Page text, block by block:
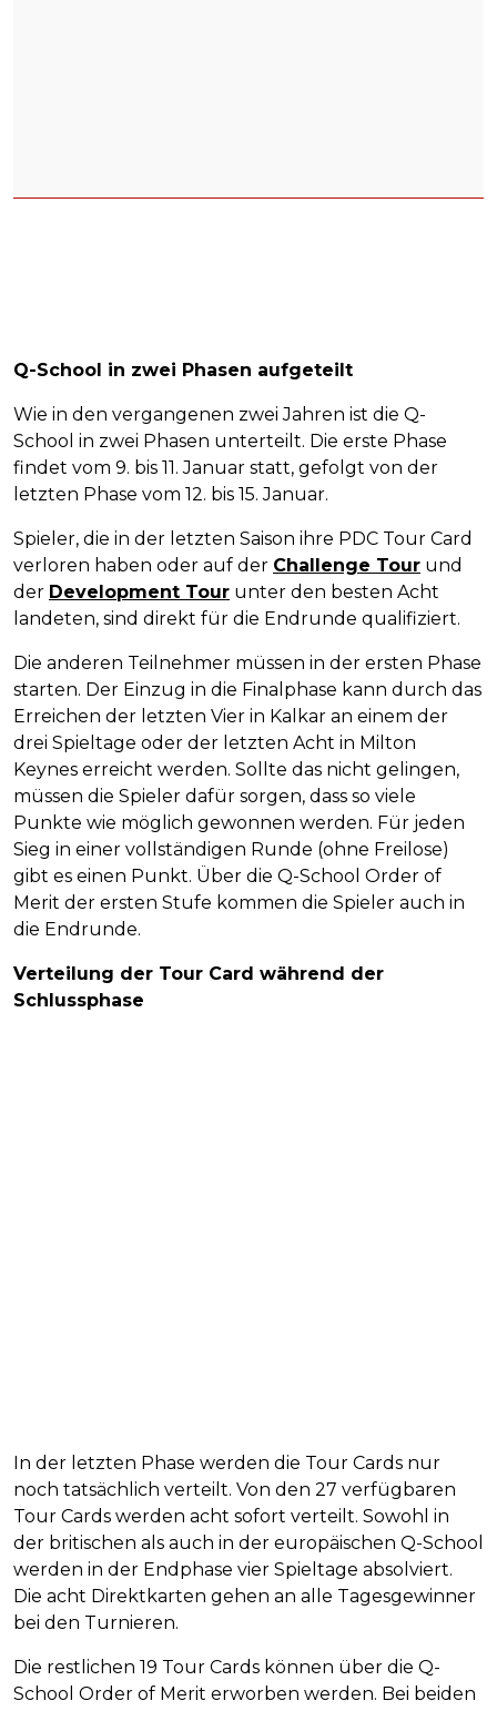
Q-School in zwei Phasen aufgeteilt
Wie in den vergangenen zwei Jahren ist die Q-
School in zwei Phasen unterteilt. Die erste Phase
findet vom 9. bis 11. Januar statt, gefolgt von der
letzten Phase vom 12. bis 15. Januar.
Spieler, die in der letzten Saison ihre PDC Tour Card
verloren haben oder auf der Challenge Tour und
der Development Tour unter den besten Acht
landeten, sind direkt für die Endrunde qualifiziert.
Die anderen Teilnehmer müssen in der ersten Phase
starten. Der Einzug in die Finalphase kann durch das
Erreichen der letzten Vier in Kalkar an einem der
drei Spieltage oder der letzten Acht in Milton
Keynes erreicht werden. Sollte das nicht gelingen,
müssen die Spieler dafür sorgen, dass so viele
Punkte wie möglich gewonnen werden. Für jeden
Sieg in einer vollständigen Runde (ohne Freilose)
gibt es einen Punkt. Über die Q-School Order of
Merit der ersten Stufe kommen die Spieler auch in
die Endrunde.
Verteilung der Tour Card während der
Schlussphase
In der letzten Phase werden die Tour Cards nur
noch tatsächlich verteilt. Von den 27 verfügbaren
Tour Cards werden acht sofort verteilt. Sowohl in
der britischen als auch in der europäischen Q-School
werden in der Endphase vier Spieltage absolviert.
Die acht Direktkarten gehen an alle Tagesgewinner
bei den Turnieren.
Die restlichen 19 Tour Cards können über die Q-
School Order of Merit erworben werden. Bei beiden